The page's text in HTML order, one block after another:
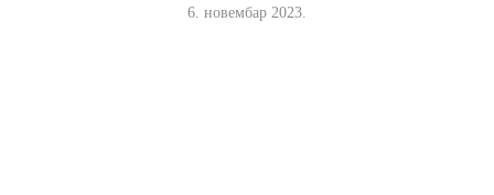
6. новембар 2023.